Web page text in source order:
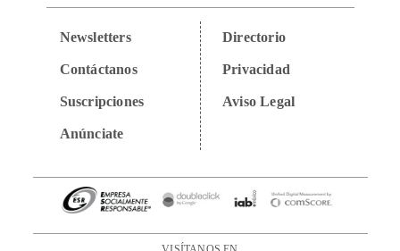
Newsletters
Contáctanos
Suscripciones
Anúnciate
Directorio
Privacidad
Aviso Legal